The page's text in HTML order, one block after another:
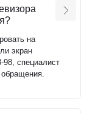
на
экран
98, специалист